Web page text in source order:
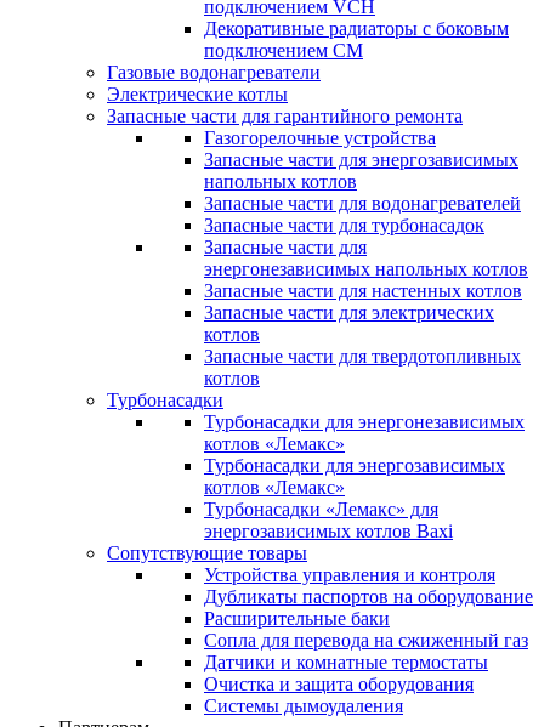
подключением VCH
Декоративные радиаторы с боковым
подключением CM
Газовые водонагреватели
Электрические котлы
Запасные части для гарантийного ремонта
Газогорелочные устройства
Запасные части для энергозависимых
напольных котлов
Запасные части для водонагревателей
Запасные части для турбонасадок
Запасные части для
энергонезависимых напольных котлов
Запасные части для настенных котлов
Запасные части для электрических
котлов
Запасные части для твердотопливных
котлов
Турбонасадки
Турбонасадки для энергонезависимых
котлов «Лемакс»
Турбонасадки для энергозависимых
котлов «Лемакс»
Турбонасадки «Лемакс» для
энергозависимых котлов Baxi
Сопутствующие товары
Устройства управления и контроля
Дубликаты паспортов на оборудование
Расширительные баки
Сопла для перевода на сжиженный газ
Датчики и комнатные термостаты
Очистка и защита оборудования
Системы дымоудаления